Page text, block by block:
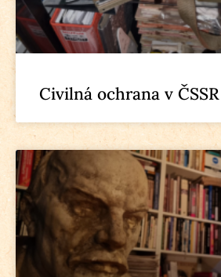
Civilná ochrana v ČSSR